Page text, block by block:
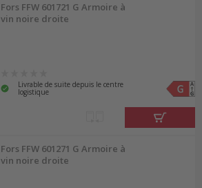
Fors FFW 601721 G Armoire à
vin noire droite
Livrable de suite depuis le centre
logistique
Fors FFW 601271 G Armoire à
vin noire droite